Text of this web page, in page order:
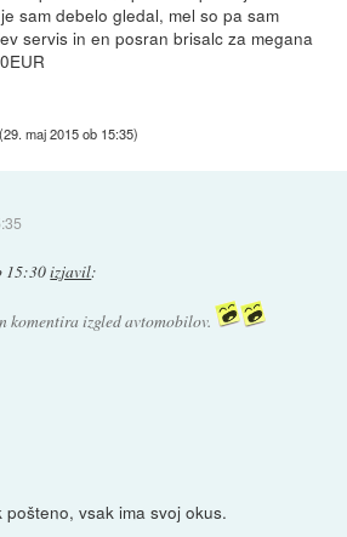
sam debelo gledal, mel so pa sam
servis in en posran brisalc za megana
(29. maj 2015 ob 15:35)
15:30izjavil:
komentira izgled avtomobilov.
vsak ima svoj okus.